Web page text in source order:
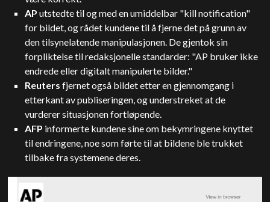
AP utstedte til og med en umiddelbar "kill notification"
for bildet, og rådet kundene til å fjerne det på grunn av
den tilsynelatende manipulasjonen. De gjentok sin
forpliktelse til redaksjonelle standarder: "AP bruker ikke
endrede eller digitalt manipulerte bilder."
Reuters fjernet også bildet etter en gjennomgang i
etterkant av publiseringen, og understreket at de
vurderer situasjonen fortløpende.
AFP informerte kundene sine om bekymringene knyttet
til endringene, noe som førte til at bildene ble trukket
tilbake fra systemene deres.